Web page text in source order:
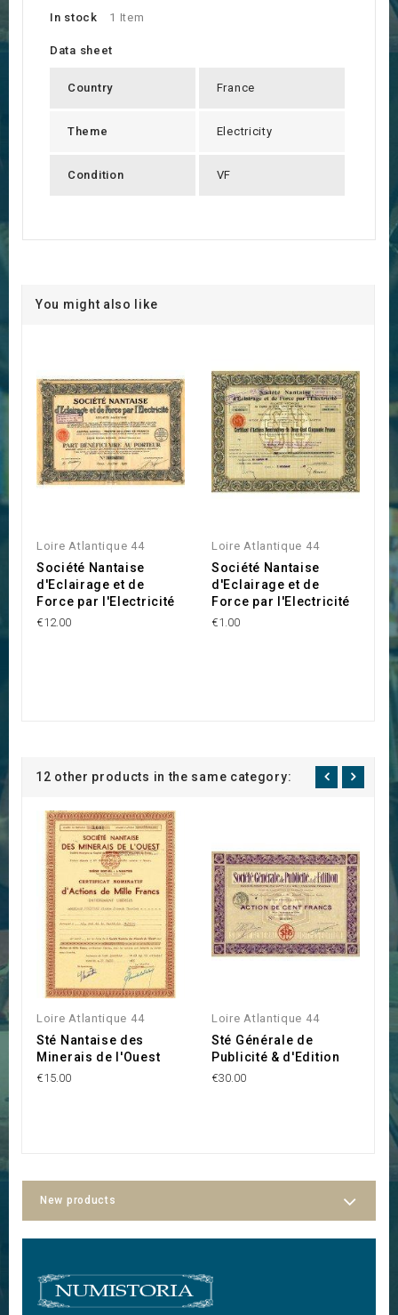
In stock 1 Item
Data sheet
Country France
Theme Electricity
Condition VF
You might also like
Loire Atlantique 44
Société Nantaise
d'Eclairage et de
Force par l'Electricité
€12.00
Loire Atlantique 44
Société Nantaise
d'Eclairage et de
Force par l'Electricité
€1.00
12 other products in the same category:
Loire Atlantique 44
Sté Nantaise des
Minerais de l'Ouest
€15.00
Loire Atlantique 44
Sté Générale de
Publicité & d'Edition
€30.00
New products